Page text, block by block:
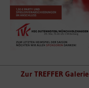
Zur TREFFER Galerie